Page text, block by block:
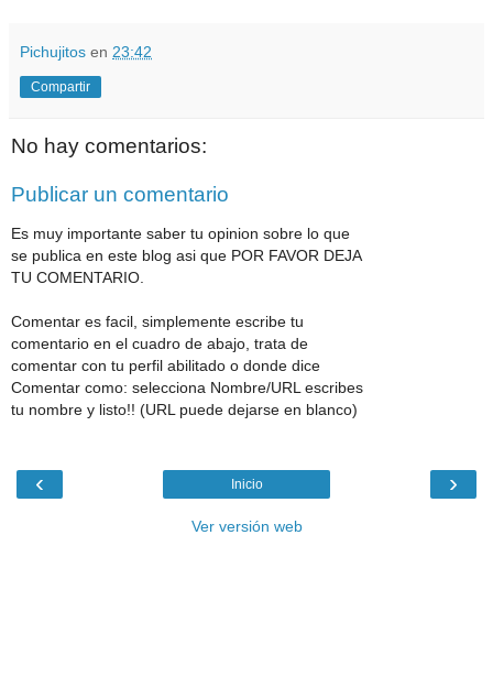
Pichujitos en 23:42
Compartir
No hay comentarios:
Publicar un comentario
Es muy importante saber tu opinion sobre lo que
se publica en este blog asi que POR FAVOR DEJA
TU COMENTARIO.
Comentar es facil, simplemente escribe tu
comentario en el cuadro de abajo, trata de
comentar con tu perfil abilitado o donde dice
Comentar como: selecciona Nombre/URL escribes
tu nombre y listo!! (URL puede dejarse en blanco)
‹ ›
Inicio
Ver versión web